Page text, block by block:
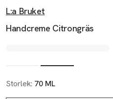
Produktbilder
Hoppa över bildspelet
L:a Bruket
Handcreme Citrongräs
Storlek: 70 ML
Produktinformation